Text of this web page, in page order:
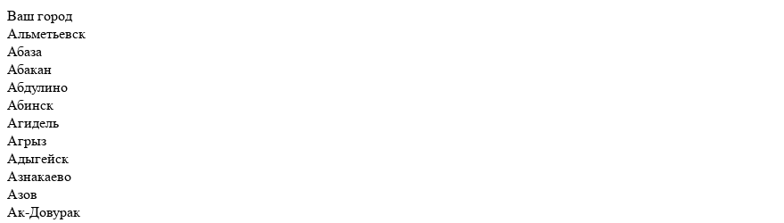
Ваш город
Альметьевск
Абаза
Абакан
Абдулино
Абинск
Агидель
Агрыз
Адыгейск
Азнакаево
Азов
Ак-Довурак